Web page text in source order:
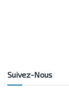
Suivez-Nous